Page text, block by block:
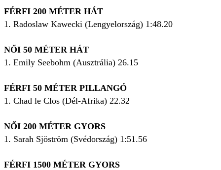
FÉRFI 200 MÉTER HÁT
1. Radoslaw Kawecki (Lengyelország) 1:48.20
NŐI 50 MÉTER HÁT
1. Emily Seebohm (Ausztrália) 26.15
FÉRFI 50 MÉTER PILLANGÓ
1. Chad le Clos (Dél-Afrika) 22.32
NŐI 200 MÉTER GYORS
1. Sarah Sjöström (Svédország) 1:51.56
FÉRFI 1500 MÉTER GYORS